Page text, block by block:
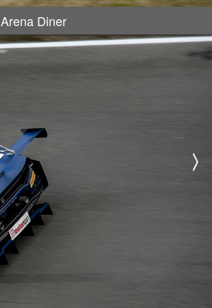
Arena Diner